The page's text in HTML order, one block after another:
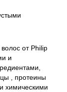
от Philip
и
, протеины
химическими